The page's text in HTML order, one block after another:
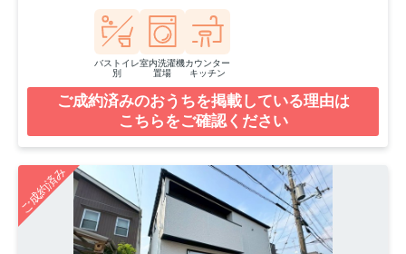
バストイレ
別
室内洗濯機
置場
カウンター
キッチン
ご成約済みのおうちを掲載している理由は
こちらをご確認ください
ご成約済み